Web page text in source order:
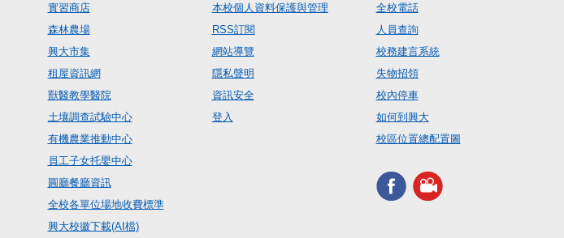
實習商店
森林農場
興大市集
租屋資訊網
獸醫教學醫院
土壤調查試驗中心
有機農業推動中心
員工子女托嬰中心
圓廳餐廳資訊
全校各單位場地收費標準
興大校徽下載(AI檔)
本校個人資料保護與管理
RSS訂閱
網站導覽
隱私聲明
資訊安全
登入
全校電話
人員查詢
校務建言系統
失物招領
校內停車
如何到興大
校區位置總配置圖